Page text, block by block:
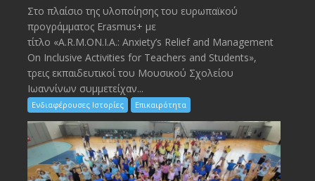
Στο πλαίσιο της υλοποίησης του ευρωπαϊκού
προγράμματος Erasmus+ με
τίτλο «A.R.M.ON.I.A.: Anxiety’s Relief and Management
On Inclusive Activities for Teachers and Students»,
τρεις εκπαιδευτικοί του Μουσικού Σχολείου
Ιωαννίνων συμμετείχαν...
Ενδιαφέρουσες Ιστορίες Επικαιρότητα